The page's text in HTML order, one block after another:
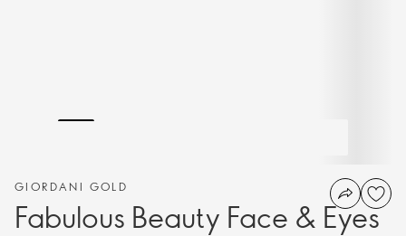
GIORDANI GOLD
Fabulous Beauty Face & Eyes